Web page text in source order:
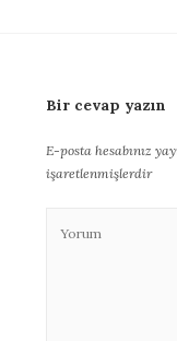
Bir cevap yazın
E-posta hesabınız
işaretlenmişlerdir